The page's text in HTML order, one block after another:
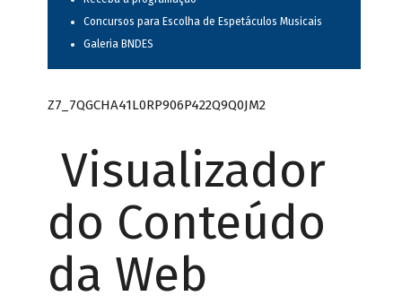
Concursos para Escolha de Espetáculos Musicais
Galeria BNDES
Z7_7QGCHA41L0RP906P422Q9Q0JM2
Visualizador
do Conteúdo
da Web